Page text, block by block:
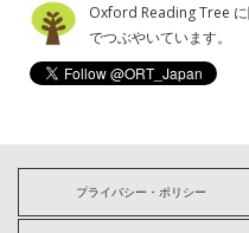
Oxford Reading Tree
でつぶやいています。
プライバシー・ポリシー